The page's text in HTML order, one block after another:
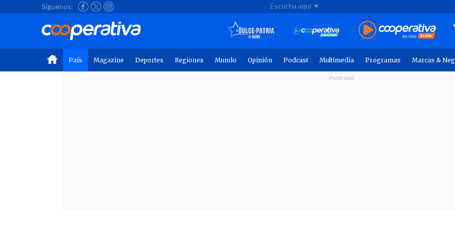
Síguenos: Escucha aquí ▼
País Magazine Deportes Regiones Mundo Opinión Podcast Multimedia Programas Marcas &